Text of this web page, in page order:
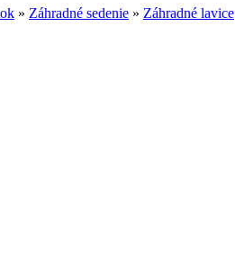
» Záhradné sedenie » Záhradné lavice